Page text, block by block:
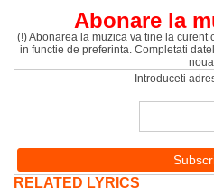
Abonare la
(!) Abonarea la muzica va tine la curent
in functie de preferinta. Completati
Introduceti
RELATED LYRICS